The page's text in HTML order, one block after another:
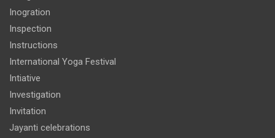
Inogration
Inspection
Instructions
International Yoga Festival
Intiative
Investigation
Invitation
Jayanti celebrations